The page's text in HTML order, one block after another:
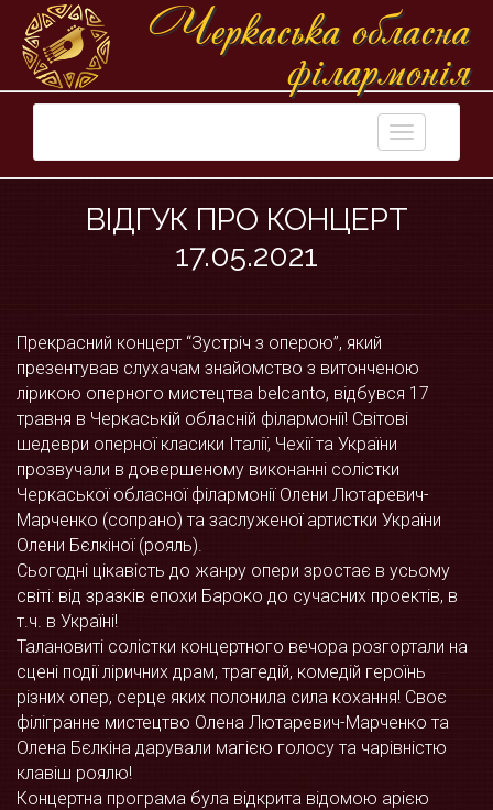
Черкаська обласна
фiлармонiя
Toggle
navigation
ВІДГУК ПРО КОНЦЕРТ
17.05.2021
Прекрасний концерт “Зустріч з оперою”, який
презентував слухачам знайомство з витонченою
лірикою оперного мистецтва belcanto, відбувся 17
травня в Черкаській обласній філармонії! Світові
шедеври оперної класики Італії, Чехії та України
прозвучали в довершеному виконанні солістки
Черкаської обласної філармонії Олени Лютаревич-
Марченко (сопрано) та заслуженої артистки України
Олени Бєлкіної (рояль).
Сьогодні цікавість до жанру опери зростає в усьому
світі: від зразків епохи Бароко до сучасних проектів, в
т.ч. в Україні!
Талановиті солістки концертного вечора розгортали на
сцені події ліричних драм, трагедій, комедій героїнь
різних опер, серце яких полонила сила кохання! Своє
філігранне мистецтво Олена Лютаревич-Марченко та
Олена Бєлкіна дарували магією голосу та чарівністю
клавіш роялю!
Концертна програма була відкрита відомою арією